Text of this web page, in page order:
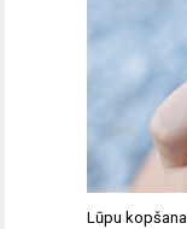
Lūpu